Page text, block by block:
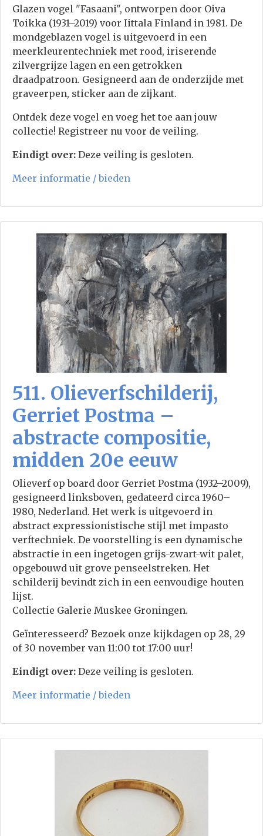
Glazen vogel "Fasaani", ontworpen door Oiva
Toikka (1931–2019) voor Iittala Finland in 1981. De
mondgeblazen vogel is uitgevoerd in een
meerkleurentechniek met rood, iriserende
zilvergrijze lagen en een getrokken
draadpatroon. Gesigneerd aan de onderzijde met
graveerpen, sticker aan de zijkant.
Ontdek deze vogel en voeg het toe aan jouw
collectie! Registreer nu voor de veiling.
Eindigt over: Deze veiling is gesloten.
Meer informatie / bieden
511. Olieverfschilderij,
Gerriet Postma –
abstracte compositie,
midden 20e eeuw
Olieverf op board door Gerriet Postma (1932–2009),
gesigneerd linksboven, gedateerd circa 1960–
1980, Nederland. Het werk is uitgevoerd in
abstract expressionistische stijl met impasto
verftechniek. De voorstelling is een dynamische
abstractie in een ingetogen grijs-zwart-wit palet,
opgebouwd uit grove penseelstreken. Het
schilderij bevindt zich in een eenvoudige houten
lijst.
Collectie Galerie Muskee Groningen.
Geïnteresseerd? Bezoek onze kijkdagen op 28, 29
of 30 november van 11:00 tot 17:00 uur!
Eindigt over: Deze veiling is gesloten.
Meer informatie / bieden